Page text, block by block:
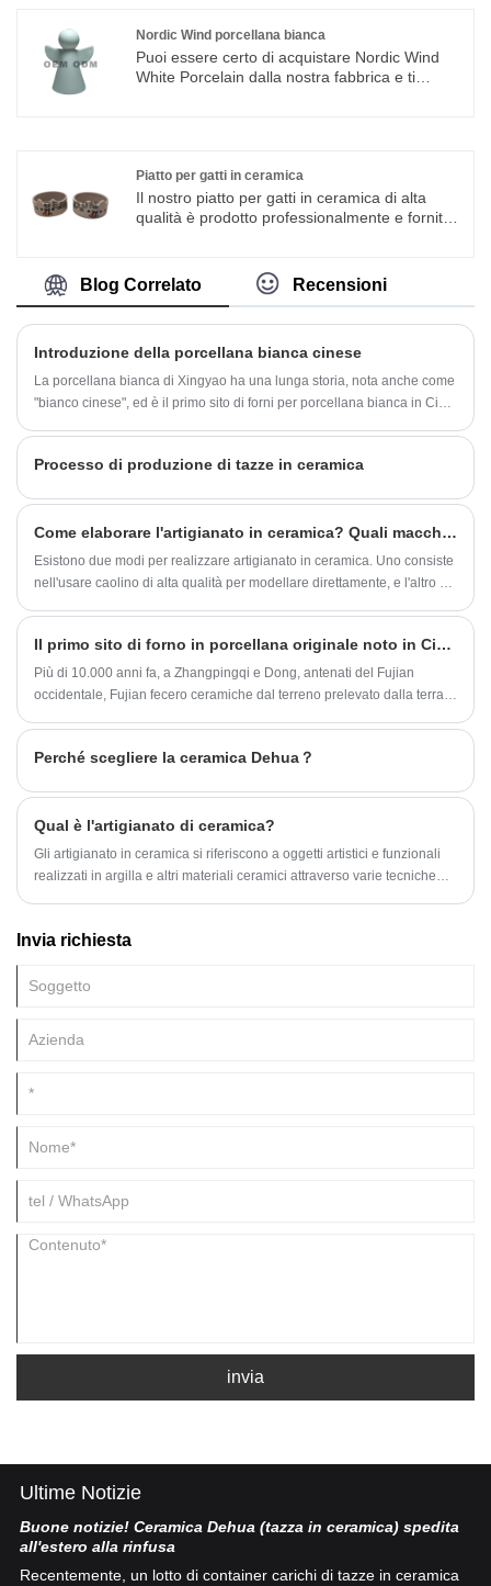
servizio post-vendita e consegna puntuale.
Nordic Wind porcellana bianca
Puoi essere certo di acquistare Nordic Wind
White Porcelain dalla nostra fabbrica e ti
Piatto per gatti in ceramica
Il nostro piatto per gatti in ceramica di alta
qualità è prodotto professionalmente e fornito
rinomata a livello internazionale come la
capitale cinese della porcellana con migliaia di
di produttore professionale integrato che
integra ricerca e sviluppo indipendenti,
personalizzazione degli stampi, cottura ad alta
temperatura, lucidatura di precisione,
ispezione di qualità e servizi di esportazione
globale, abbiamo il pieno controllo su ogni
procedura di produzione senza alcun margine
di intermediazione.
Blog Correlato Recensioni
Introduzione della porcellana bianca cinese
La porcellana bianca di Xingyao ha una lunga storia, nota anche come
"bianco cinese", ed è il primo sito di forni per porcellana bianca in Cina.
alla fine della dinastia settentrionale.
Processo di produzione di tazze in ceramica
Come elaborare l'artigianato in ceramica? Quali macchine sono necessarie?
Esistono due modi per realizzare artigianato in ceramica. Uno consiste
nell'usare caolino di alta qualità per modellare direttamente, e l'altro è
quindi messa nel forno per produrre il prodotto finito ad una
temperatura elevata di oltre 1000 gradi Celsius.
Il primo sito di forno in porcellana originale noto in Cina è in Fujian!
Più di 10.000 anni fa, a Zhangpingqi e Dong, antenati del Fujian
occidentale, Fujian fecero ceramiche dal terreno prelevato dalla terra
qualcosa da zero.
Perché scegliere la ceramica Dehua？
Qual è l'artigianato di ceramica?
Gli artigianato in ceramica si riferiscono a oggetti artistici e funzionali
realizzati in argilla e altri materiali ceramici attraverso varie tecniche
tutto il mondo.
Invia richiesta
invia
Ultime Notizie
Buone notizie! Ceramica Dehua (tazza in ceramica) spedita
all'estero alla rinfusa
Recentemente, un lotto di container carichi di tazze in ceramica